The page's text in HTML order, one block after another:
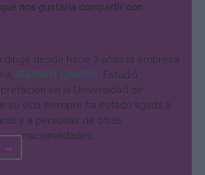
nos gustaría compartir con
dirige desde hace 3 años la empresa
IBERIAN CAMPS . Estudió
en la Universidad de
su vida siempre ha estado ligada a
y a personas de otras
nacionalidades.
→